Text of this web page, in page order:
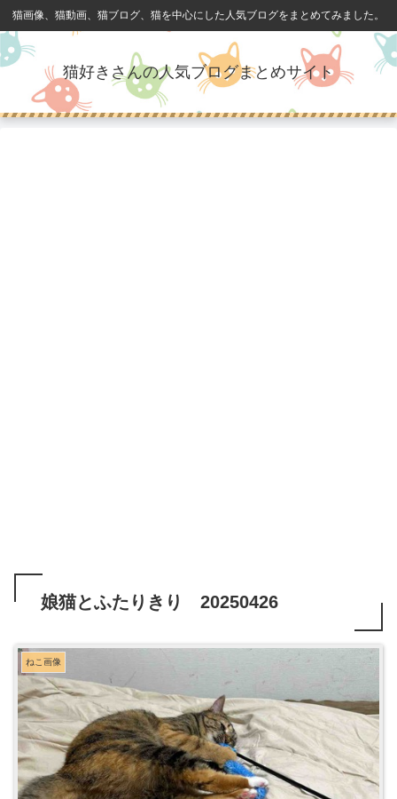
猫画像、猫動画、猫ブログ、猫を中心にした人気ブログをまとめてみました。
猫好きさんの人気ブログまとめサイト
娘猫とふたりきり 20250426
ねこ画像